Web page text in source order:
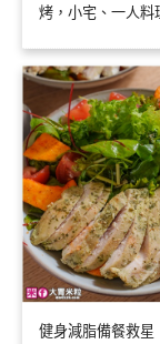
烤，小宅、一人料
健身減脂備餐救星